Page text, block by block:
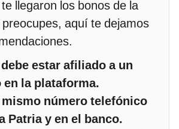
llegaron los bonos de la
aquí te dejamos
estar afiliado a un
la plataforma.
número telefónico
Patria y en el banco.